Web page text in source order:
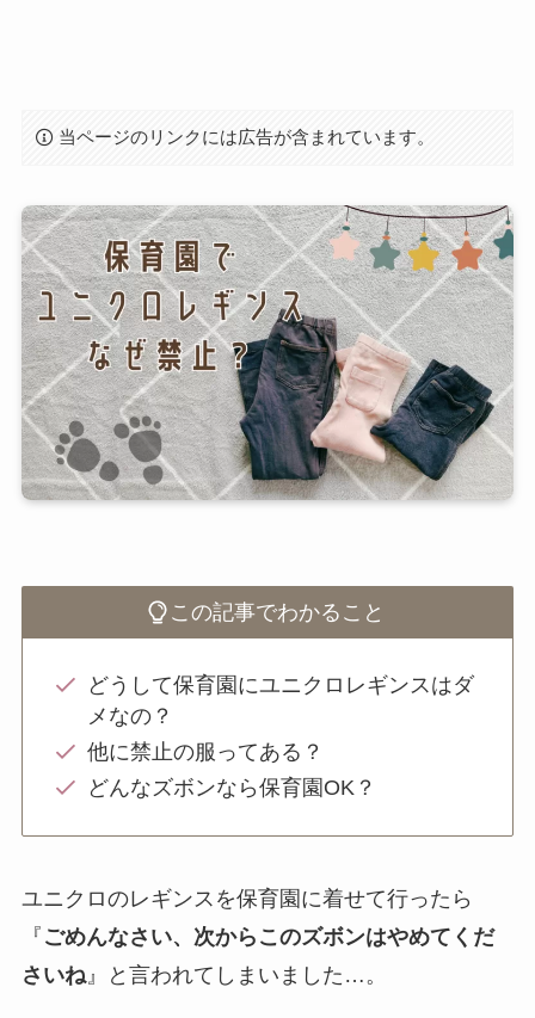
当ページのリンクには広告が含まれています。
この記事でわかること
どうして保育園にユニクロレギンスはダ
メなの？
他に禁止の服ってある？
どんなズボンなら保育園OK？
ユニクロのレギンスを保育園に着せて行ったら
『 ごめんなさい、次からこのズボンはやめてくだ
さいね』と言われてしまいました…。